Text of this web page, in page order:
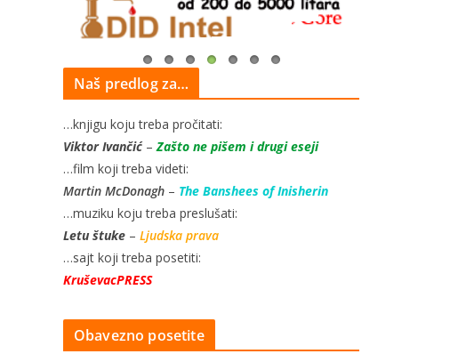
Naš predlog za…
…knjigu koju treba pročitati:
Viktor Ivančić– Zašto ne pišem i drugi eseji
…film koji treba videti:
Martin McDonagh – The Banshees of Inisherin
…muziku koju treba preslušati:
Letu štuke – Ljudska prava
…sajt koji treba posetiti:
KruševacPRESS
Obavezno posetite